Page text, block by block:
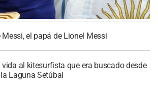
el papá de Lionel Messi
vida al kitesurfista que era buscado desde
Laguna Setúbal